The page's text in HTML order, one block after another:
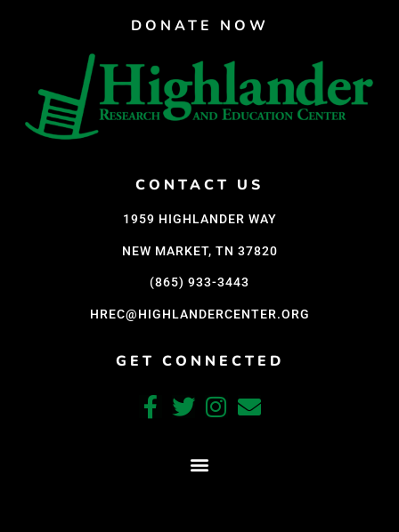
DONATE NOW
CONTACT US
1959 HIGHLANDER WAY
NEW MARKET, TN 37820
(865) 933-3443
HREC@HIGHLANDERCENTER.ORG
GET CONNECTED